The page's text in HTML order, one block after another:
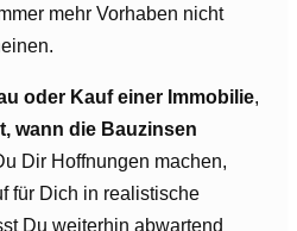
mehr Vorhaben nicht
oder Kauf einer Immobilie,
wann die Bauzinsen
Dir Hoffnungen machen,
für Dich in realistische
Du weiterhin abwartend